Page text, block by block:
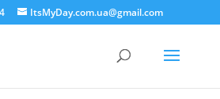
ItsMyDay.com.ua@gmail.com